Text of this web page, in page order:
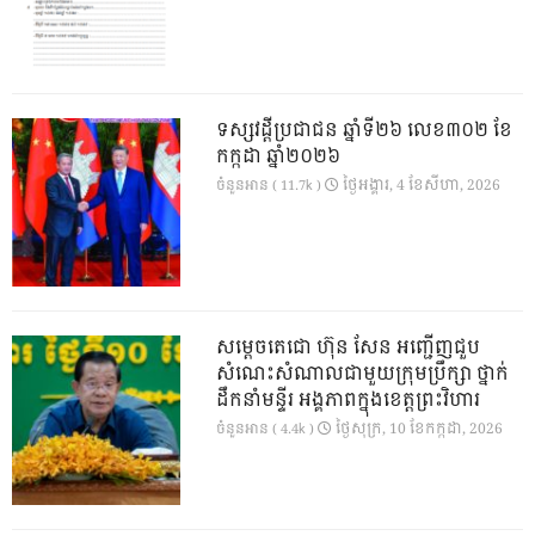
ទស្សវដ្តីប្រជាជន ឆ្នាំទី២៦ លេខ៣០២ ខែ
កក្កដា ឆ្នាំ២០២៦
ចំនួនអាន ( 11.7k ) ថ្ងៃ​អង្គារ, 4 ខែ​សីហា, 2026
សម្តេចតេជោ ហ៊ុន សែន អញ្ជើញជួប
សំណេះសំណាលជាមួយក្រុមប្រឹក្សា ថ្នាក់
ដឹកនាំមន្ទីរ អង្គភាពក្នុងខេត្តព្រះវិហារ
ចំនួនអាន ( 4.4k ) ថ្ងៃ​សុក្រ, 10 ខែ​កក្កដា, 2026